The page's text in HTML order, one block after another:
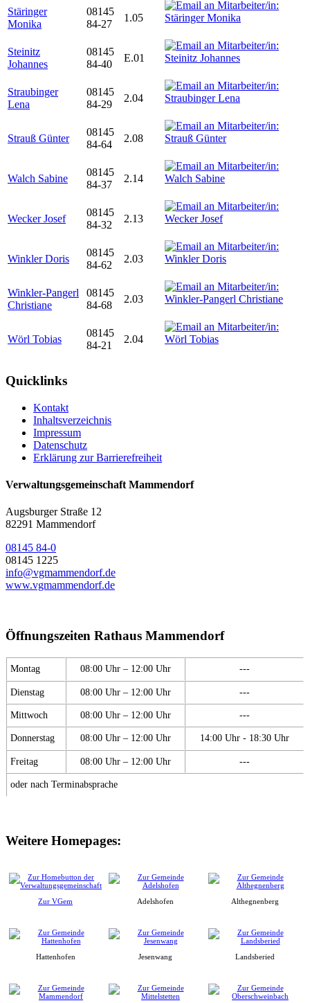
Stäringer
Monika
08145
84-27
1.05
Steinitz
Johannes
08145
84-40
E.01
Straubinger
Lena
08145
84-29
2.04
Strauß Günter
08145
84-64
2.08
Walch Sabine
08145
84-37
2.14
Wecker Josef
08145
84-32
2.13
Winkler Doris
08145
84-62
2.03
Winkler-Pangerl
Christiane
08145
84-68
2.03
Wörl Tobias
08145
84-21
2.04
Quicklinks
Kontakt
Inhaltsverzeichnis
Impressum
Datenschutz
Erklärung zur Barrierefreiheit
Verwaltungsgemeinschaft Mammendorf
Augsburger Straße 12
82291 Mammendorf
08145 84-0
08145 1225
info@vgmammendorf.de
www.vgmammendorf.de
Öffnungszeiten Rathaus Mammendorf
Montag 08:00 Uhr – 12:00 Uhr ---
Dienstag 08:00 Uhr – 12:00 Uhr ---
Mittwoch 08:00 Uhr – 12:00 Uhr ---
Donnerstag 08:00 Uhr – 12:00 Uhr 14:00 Uhr - 18:30 Uhr
Freitag 08:00 Uhr – 12:00 Uhr ---
oder nach Terminabsprache
Weitere Homepages:
Zur VGem Adelshofen Althegnenberg
Hattenhofen Jesenwang Landsberied